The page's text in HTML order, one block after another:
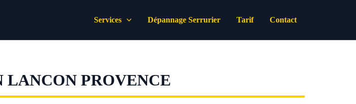
Services Dépannage Serrurier Tarif Contact
LANCON PROVENCE